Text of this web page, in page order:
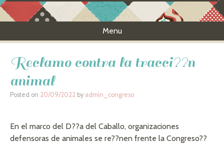
Menu
Reclamo contra la tracci??n
animal
Posted on 20/09/2022 by admin_congreso
En el marco del D??a del Caballo, organizaciones
defensoras de animales se re??nen frente la Congreso??